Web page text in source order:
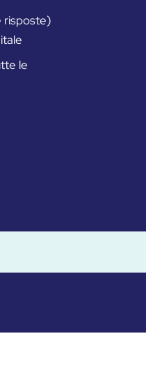
risposte)
le